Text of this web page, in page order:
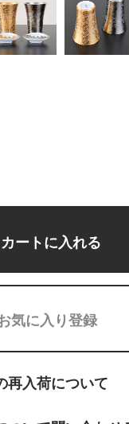
カートに入れる
気に入り登録
再入荷について